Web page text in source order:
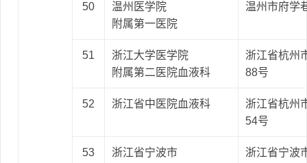
50
温州医学院
附属第一医院
温州市府学
51
浙江大学医学院
附属第二医院血液科
浙江省杭州
88号
52 浙江省中医院血液科
浙江省杭州
54号
53
浙江省宁波市
浙江省宁波